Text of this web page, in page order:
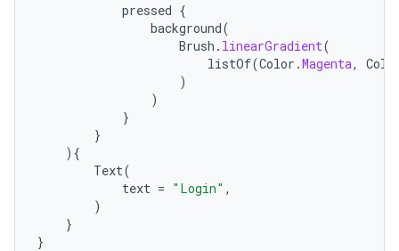
pressed {
background(
Brush . linearGradient(
listOf(Color .Magenta,
)
)
}
}
){
Text(
text = "Login" ,
)
}
}